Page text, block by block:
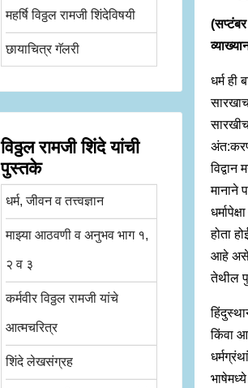
महर्षि विठ्ठल रामजी शिंदेविषयी
छायाचित्र गॅलरी
विठ्ठल रामजी शिंदे यांची
पुस्तके
धर्म, जीवन व तत्त्वज्ञान
माझ्या आठवणी व अनुभव भाग १,
२ व ३
कर्मवीर विठ्ठल रामजी यांचे
आत्मचरित्र
शिंदे लेखसंग्रह
धर्म ही
अंत:करण
मानाने
होता
आहे असे
तेथील
किंवा